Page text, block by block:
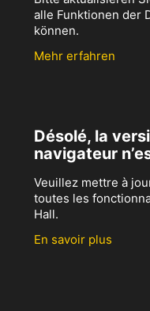
alle Funktionen der
können.
Mehr erfahren
Désolé, la
navigateur
Veuillez mettre à
toutes les
Hall.
En savoir plus